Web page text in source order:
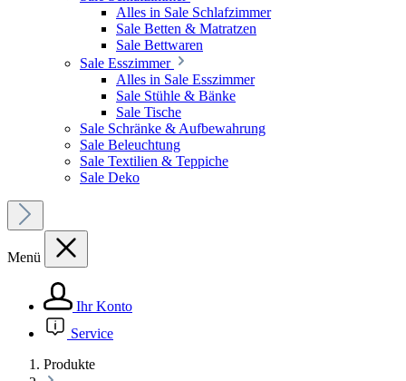
Alles in Sale Schlafzimmer
Sale Betten & Matratzen
Sale Bettwaren
Sale Esszimmer
Alles in Sale Esszimmer
Sale Stühle & Bänke
Sale Tische
Sale Schränke & Aufbewahrung
Sale Beleuchtung
Sale Textilien & Teppiche
Sale Deko
Menü
Ihr Konto
Service
Produkte